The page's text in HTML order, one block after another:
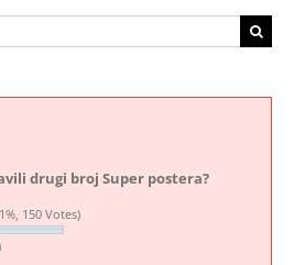
drugi broj Super postera?
150 Votes)